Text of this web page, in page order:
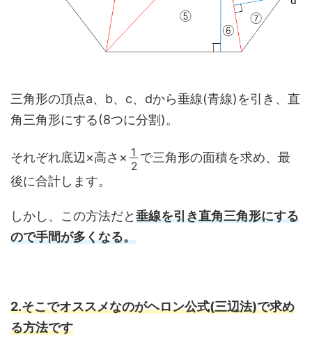
三角形の頂点a、b、c、dから垂線(青線)を引き、直
角三角形にする(8つに分割)。
それぞれ底辺×高さ×
12
で三角形の面積を求め、最
後に合計します。
しかし、この方法だと垂線を引き直角三角形にする
ので手間が多くなる。
2.そこでオススメなのがヘロン公式(三辺法)で求め
る方法です